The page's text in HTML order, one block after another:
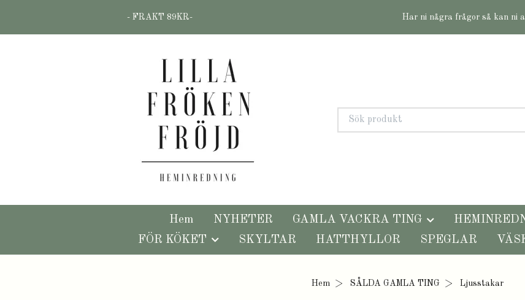
- FRAKT 89KR- Har ni några frågor så kan ni
Hem NYHETER GAMLA VACKRA TING
FÖR KÖKET
SKYLTAR HATTHYLLOR SPEGLAR
Hem SÅLDA GAMLA TING Ljusstakar